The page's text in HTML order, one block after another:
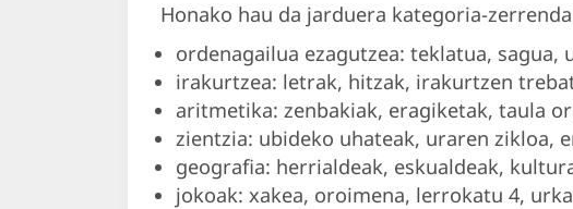
Honako hau da jarduera kategoria-
ordenagailua ezagutzea: teklatua, sagua,
irakurtzea: letrak, hitzak, irakurtzen
aritmetika: zenbakiak, eragiketak, taula
zientzia: ubideko uhateak, uraren zikloa,
geografia: herrialdeak, eskualdeak,
jokoak: xakea, oroimena, lerrokatu 4,